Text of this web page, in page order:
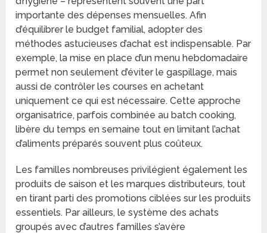
importante des dépenses mensuelles. Afin
d’équilibrer le budget familial, adopter des
méthodes astucieuses d’achat est indispensable. Par
exemple, la mise en place d’un menu hebdomadaire
permet non seulement d’éviter le gaspillage, mais
aussi de contrôler les courses en achetant
uniquement ce qui est nécessaire. Cette approche
organisatrice, parfois combinée au batch cooking,
libère du temps en semaine tout en limitant l’achat
d’aliments préparés souvent plus coûteux.
Les familles nombreuses privilégient également les
produits de saison et les marques distributeurs, tout
en tirant parti des promotions ciblées sur les produits
essentiels. Par ailleurs, le système des achats
groupés avec d’autres familles s’avère